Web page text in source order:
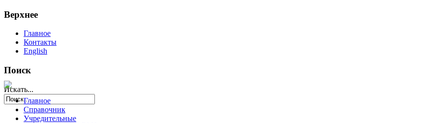
Верхнее
Главное
Контакты
English
Поиск
Искать...
Главное
Справочник
Учредительные